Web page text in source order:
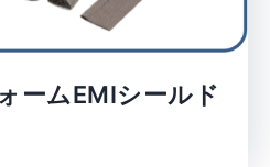
ームEMIシールド